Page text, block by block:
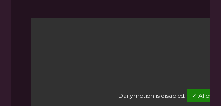
Dailymotion is disabled. ✓ Allow